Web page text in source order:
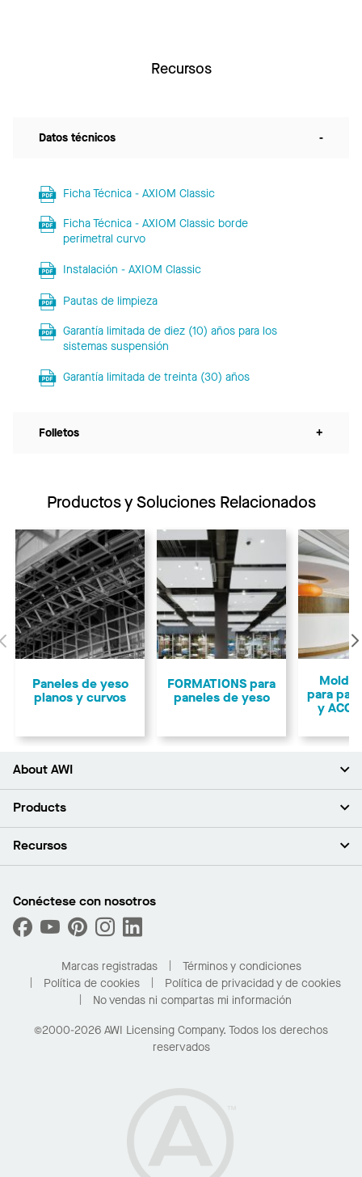
Recursos
Datos técnicos -
Ficha Técnica - AXIOM Classic
Ficha Técnica - AXIOM Classic borde
perimetral curvo
Instalación - AXIOM Classic
Pautas de limpieza
Garantía limitada de diez (10) años para los
sistemas suspensión
Garantía limitada de treinta (30) años
Folletos +
Productos y Soluciones Relacionados
Anterior
Paneles de yeso
planos y curvos
FORMATIONS para
paneles de yeso
para
y
About AWI
Acerca de nosotros
Sala de prensa
¿Cuáles son mis opciones de compra?
Products
Plafones
Capacidades personalizadas
Desempeño
Recursos
Buscar un distribuidor
Solicitar muestras
Compre en línea con Kanopi
Para el hogar
Conéctese con nosotros
Marcas registradas
Términos y condiciones
Política de cookies
Política de privacidad y de cookies
No vendas ni compartas mi información
©2000-2026 AWI Licensing Company. Todos los derechos
reservados